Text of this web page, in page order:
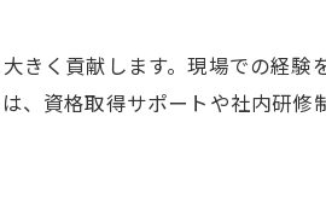
う手厚い福利厚生とは
求人の福利厚生徹底比較
く貢献します。現場での経験
、資格取得サポートや社内研
せはこちら
せはこちら